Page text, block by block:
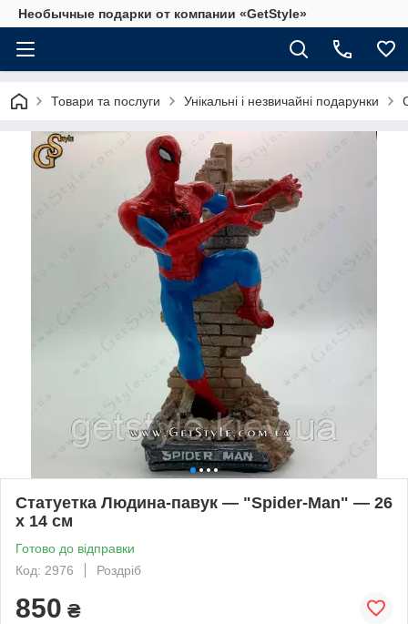
Необычные подарки от компании «GetStyle»
Товари та послуги Унікальні і незвичайні подарунки
Статуетка Людина-павук — "Spider-Man" — 26
х 14 см
Готово до відправки
Код: 2976
Роздріб
850 ₴